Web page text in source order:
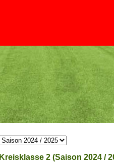
Kreisklasse 2 (Saison 2024 /